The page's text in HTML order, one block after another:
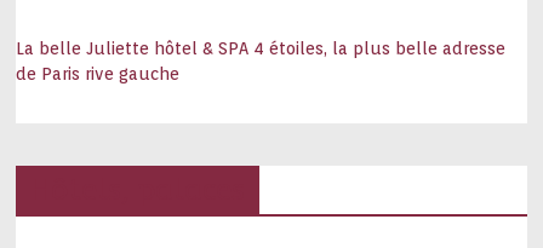
La belle Juliette hôtel & SPA 4 étoiles, la plus belle adresse
de Paris rive gauche